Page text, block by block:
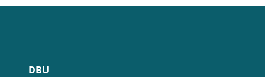
DBU